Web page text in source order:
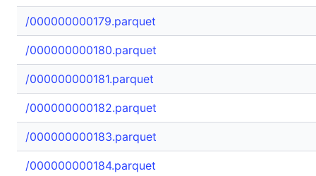
/000000000179.parquet
/000000000180.parquet
/000000000181.parquet
/000000000182.parquet
/000000000183.parquet
/000000000184.parquet